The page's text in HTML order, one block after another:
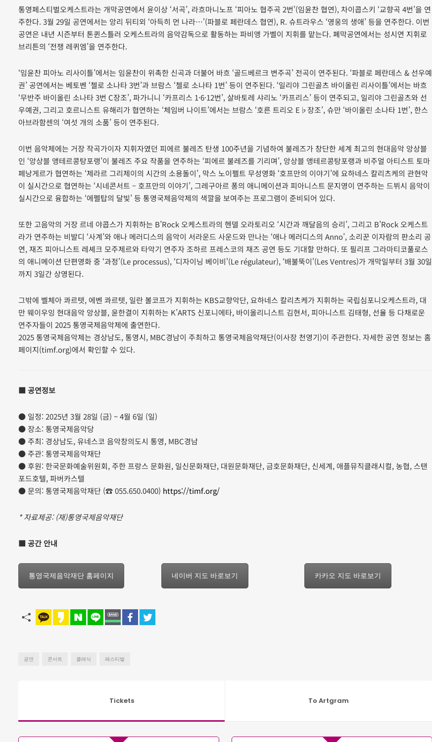
통영페스티벌오케스트라는 개막공연에서 윤이상 ‘서곡’, 라흐마니노프 ‘피아노 협주곡 2번'(임윤찬 협연), 차이콥스키 ‘교향곡 4번’을 연
주한다. 3월 29일 공연에서는 앙리 뒤티외 ‘아득히 먼 나라…'(파블로 페란데스 협연), R. 슈트라우스 ‘영웅의 생애’ 등을 연주한다. 이번
공연은 내년 시즌부터 톤퀸스틀러 오케스트라의 음악감독으로 활동하는 파비앵 가벨이 지휘를 맡는다. 폐막공연에서는 성시연 지휘로
브리튼의 ‘전쟁 레퀴엠’을 연주한다.
‘임윤찬 피아노 리사이틀’에서는 임윤찬이 위촉한 신곡과 더불어 바흐 ‘골드베르크 변주곡’ 전곡이 연주된다. ‘파블로 페란데스 & 선우예
권’ 공연에서는 베토벤 ‘첼로 소나타 3번’과 브람스 ‘첼로 소나타 1번’ 등이 연주된다. ‘일리야 그린골츠 바이올린 리사이틀’에서는 바흐
‘무반주 바이올린 소나타 3번 C장조’, 파가니니 ‘카프리스 1·6·12번’, 살바토레 샤리노 ‘카프리스’ 등이 연주되고, 일리야 그린골츠와 선
우예권, 그리고 호르니스트 유해리가 협연하는 ‘체임버 나이트’에서는 브람스 ‘호른 트리오 E♭장조’, 슈만 ‘바이올린 소나타 1번’, 한스
아브라함센의 ‘여섯 개의 소품’ 등이 연주된다.
이번 음악제에는 거장 작곡가이자 지휘자였던 피에르 불레즈 탄생 100주년을 기념하여 불레즈가 창단한 세계 최고의 현대음악 앙상블
인 ‘앙상블 앵테르콩탕포랭’이 불레즈 주요 작품을 연주하는 ‘피에르 불레즈를 기리며’, 앙상블 앵테르콩탕포랭과 비주얼 아티스트 토마
페낭게르가 협연하는 ‘제라르 그리제이의 시간의 소용돌이’, 막스 노이펠트 무성영화 ‘호프만의 이야기’에 요하네스 칼리츠케의 관현악
이 실시간으로 협연하는 ‘시네콘서트 – 호프만의 이야기’, 그레구아르 퐁의 애니메이션과 피아니스트 문지영이 연주하는 드뷔시 음악이
실시간으로 융합하는 ‘에펠탑의 달빛’ 등 통영국제음악제의 색깔을 보여주는 프로그램이 준비되어 있다.
또한 고음악의 거장 르네 야콥스가 지휘하는 B’Rock 오케스트라의 헨델 오라토리오 ‘시간과 깨달음의 승리’, 그리고 B’Rock 오케스트
라가 연주하는 비발디 ‘사계’와 애나 메러디스의 음악이 서라운드 사운드와 만나는 ‘애나 메러디스의 Anno’, 소리꾼 이자람의 판소리 공
연, 재즈 피아니스트 레셰크 모주제르와 타악기 연주자 조하르 프레스코의 재즈 공연 등도 기대할 만하다. 또 필리프 그라마티코풀로스
의 애니메이션 단편영화 중 ‘과정'(Le processus), ‘디자이닝 베이비'(Le régulateur), ‘배불뚝이'(Les Ventres)가 개막일부터 3월 30일
까지 3일간 상영된다.
그밖에 벨체아 콰르텟, 에벤 콰르텟, 일란 볼코프가 지휘하는 KBS교향악단, 요하네스 칼리츠케가 지휘하는 국립심포니오케스트라, 대
만 웨이우잉 현대음악 앙상블, 윤한결이 지휘하는 K’ARTS 신포니에타, 바이올리니스트 김현서, 피아니스트 김태형, 선율 등 다채로운
연주자들이 2025 통영국제음악제에 출연한다.
2025 통영국제음악제는 경상남도, 통영시, MBC경남이 주최하고 통영국제음악재단(이사장 천영기)이 주관한다. 자세한 공연 정보는 홈
페이지(timf.org)에서 확인할 수 있다.
■ 공연정보
● 일정: 2025년 3월 28일 (금) ~ 4월 6일 (일)
● 장소: 통영국제음악당
● 주최: 경상남도, 유네스코 음악창의도시 통영, MBC경남
● 주관: 통영국제음악재단
● 후원: 한국문화예술위원회, 주한 프랑스 문화원, 일신문화재단, 대원문화재단, 금호문화재단, 신세계, 애플뮤직클래시컬, 농협, 스탠
포드호텔, 파버카스텔
● 문의: 통영국제음악재단 (☎ 055.650.0400) https://timf.org/
* 자료제공: (재)통영국제음악재단
■ 공간 안내
통영국제음악재단 홈페이지 네이버 지도 바로보기 카카오 지도 바로보기
공연 콘서트 클래식 페스티벌
Tickets To Artgram